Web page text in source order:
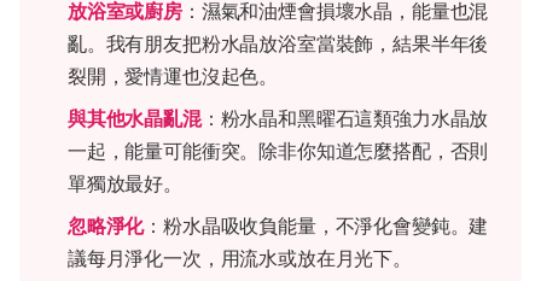
放浴室或廚房：濕氣和油煙會損壞水晶，能量也混
亂。我有朋友把粉水晶放浴室當裝飾，結果半年後
裂開，愛情運也沒起色。
與其他水晶亂混：粉水晶和黑曜石這類強力水晶放
一起，能量可能衝突。除非你知道怎麼搭配，否則
單獨放最好。
忽略淨化：粉水晶吸收負能量，不淨化會變鈍。建
議每月淨化一次，用流水或放在月光下。